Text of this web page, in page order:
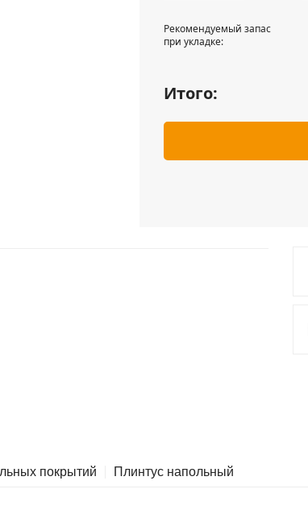
Рекомендуемый запас
при укладке:
Итого:
покрытий Плинтус напольный